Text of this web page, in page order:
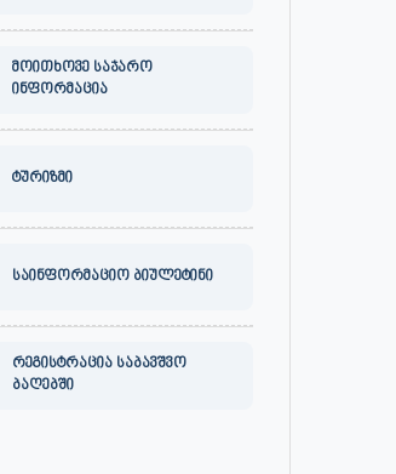
ონში,
და
ონის მუნიციპალიტეტის მერმა
გამართა...
მოითხოვე საჯარო
ინფორმაცია
ტურიზმი
საინფორმაციო ბიულეტინი
რეგისტრაცია საბავშვო
ბაღებში